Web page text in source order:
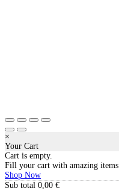
×
Your Cart
Cart is empty.
Fill your cart with amazing items
Shop Now
Sub total 0,00 €